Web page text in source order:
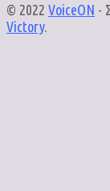
© 2022 VoiceON -
Victory.